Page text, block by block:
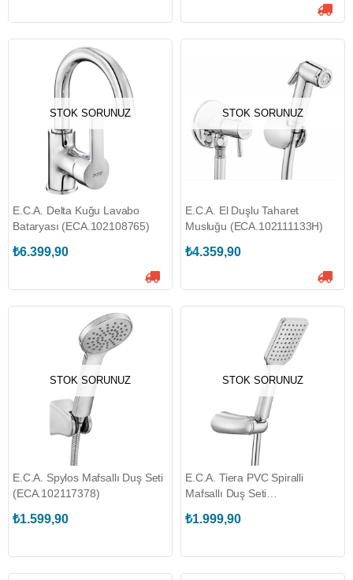
STOK SORUNUZ
E.C.A. Delta Kuğu Lavabo
Bataryası (ECA.102108765)
₺6.399,90
STOK SORUNUZ
E.C.A. El Duşlu Taharet
Musluğu (ECA.102111133H)
₺4.359,90
STOK SORUNUZ
E.C.A. Spylos Mafsallı Duş Seti
(ECA.102117378)
₺1.599,90
STOK SORUNUZ
E.C.A. Tiera PVC Spiralli
Mafsallı Duş Seti
₺1.999,90